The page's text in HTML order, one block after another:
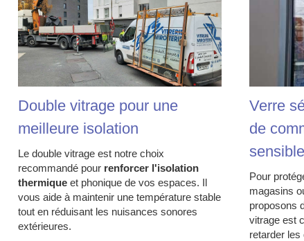
Double vitrage pour une
meilleure isolation
Le double vitrage est notre choix
recommandé pour renforcer l'isolation
thermique et phonique de vos espaces. Il
vous aide à maintenir une température stable
tout en réduisant les nuisances sonores
extérieures.
Verre
de
Pour
magasins
proposons
vitrage est
retarder